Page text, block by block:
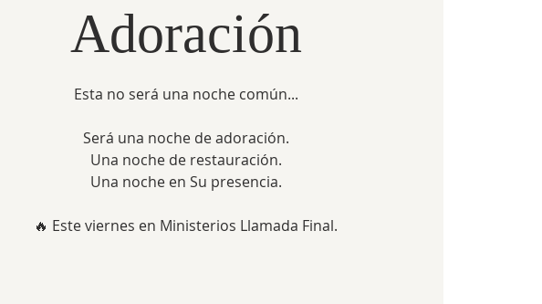
Adoración
Esta no será una noche común...
Será una noche de adoración.
Una noche de restauración.
Una noche en Su presencia.
🔥 Este viernes en Ministerios Llamada Final.